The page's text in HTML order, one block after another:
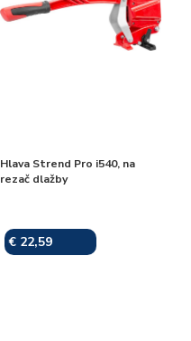
Hlava Strend Pro i540, na
rezač dlažby
€ 22,59